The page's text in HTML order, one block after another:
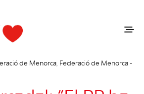
de Menorca, Federació de Menorca -